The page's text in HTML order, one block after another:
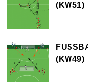
KW51)
KW49)